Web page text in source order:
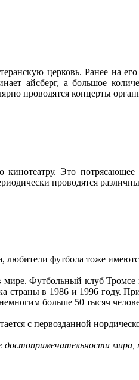
церковь. Ранее на
айсберг, а большое
проводятся концерты
Это
проводятся
любители футбола тоже
Футбольный клуб
страны в 1986 и 1996 году.
больше 50 тысяч
с первозданной
мира,